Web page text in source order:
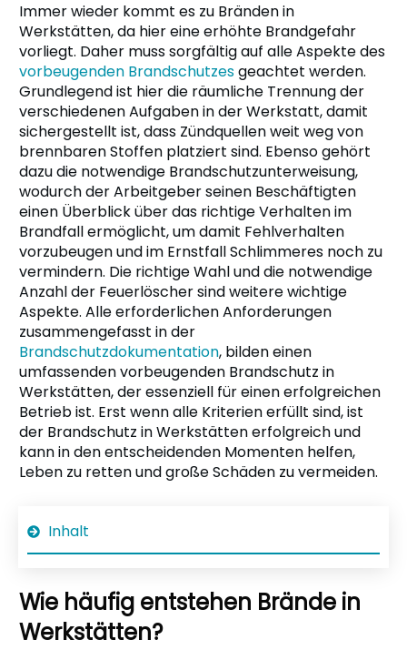
Immer wieder kommt es zu Bränden in
Werkstätten, da hier eine erhöhte Brandgefahr
vorliegt. Daher muss sorgfältig auf alle Aspekte des
vorbeugenden Brandschutzesgeachtet werden.
Grundlegend ist hier die räumliche Trennung der
verschiedenen Aufgaben in der Werkstatt, damit
sichergestellt ist, dass Zündquellen weit weg von
brennbaren Stoffen platziert sind. Ebenso gehört
dazu die notwendige Brandschutzunterweisung,
wodurch der Arbeitgeber seinen Beschäftigten
einen Überblick über das richtige Verhalten im
Brandfall ermöglicht, um damit Fehlverhalten
vorzubeugen und im Ernstfall Schlimmeres noch zu
vermindern. Die richtige Wahl und die notwendige
Anzahl der Feuerlöscher sind weitere wichtige
Aspekte. Alle erforderlichen Anforderungen
zusammengefasst in der
Brandschutzdokumentation, bilden einen
umfassenden vorbeugenden Brandschutz in
Werkstätten, der essenziell für einen erfolgreichen
Betrieb ist. Erst wenn alle Kriterien erfüllt sind, ist
der Brandschutz in Werkstätten erfolgreich und
kann in den entscheidenden Momenten helfen,
Leben zu retten und große Schäden zu vermeiden.
Inhalt
Wie häufig entstehen Brände in
Werkstätten?